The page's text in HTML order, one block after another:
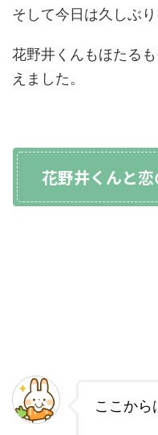
そして今日は久しぶり
花野井くんもほたる
えました。
花野井くんと
ここから